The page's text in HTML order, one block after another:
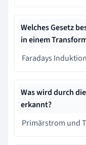
Welches Gesetz
in einem
Faradays
Was wird durch
erkannt?
Primärstrom und